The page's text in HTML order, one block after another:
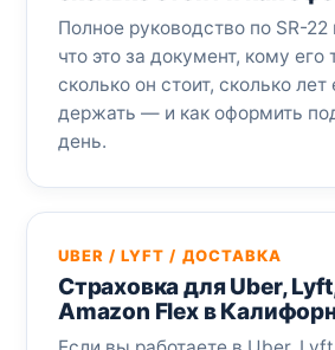
Полное руководство по SR-
что это за документ, кому его
сколько он стоит, сколько
держать — и как оформить
день.
UBER / LYFT / ДОСТАВКА
Страховка для Uber,
Amazon Flex в